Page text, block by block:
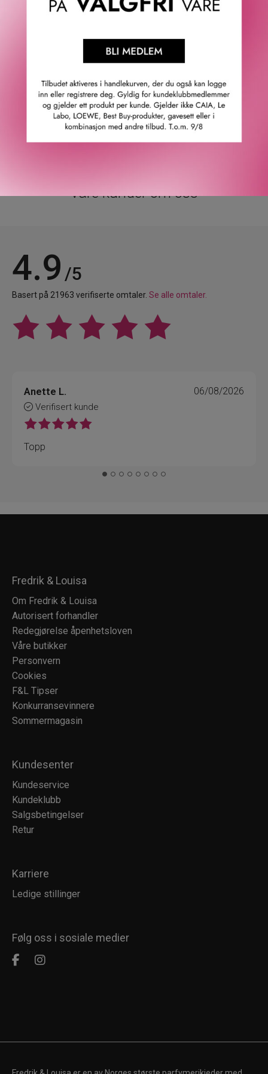
Det gjør produktet:
synlige. Forbereder huden slik at den bedre kan ta til seg
Dermatologisk guidede løsninger.
Allergitestet.
100% parfymefri.
Våre kunder om oss
4.9 /5
Basert på 21963 verifiserte omtaler. Se alle omtaler.
Anette L.
Verifisert kunde
06/08/2026
Topp
Fredrik & Louisa
Om Fredrik & Louisa
Autorisert forhandler
Redegjørelse åpenhetsloven
Våre butikker
Personvern
Cookies
F&L Tipser
Konkurransevinnere
Sommermagasin
Kundesenter
Kundeservice
Kundeklubb
Salgsbetingelser
Retur
Karriere
Ledige stillinger
Følg oss i sosiale medier